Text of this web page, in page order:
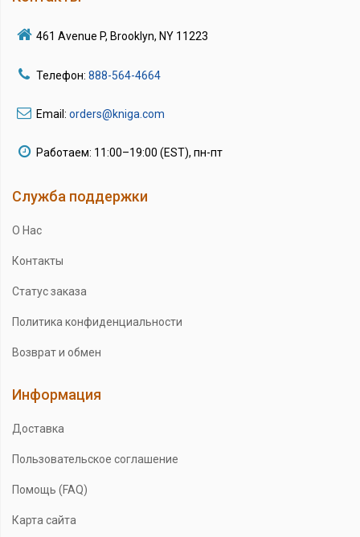
461 Avenue P, Brooklyn, NY 11223
Телефон: 888-564-4664
Email: orders@kniga.com
Работаем: 11:00–19:00 (EST), пн-пт
Служба поддержки
О Нас
Контакты
Статус заказа
Политика конфиденциальности
Возврат и обмен
Информация
Доставка
Пользовательское соглашение
Помощь (FAQ)
Карта сайта